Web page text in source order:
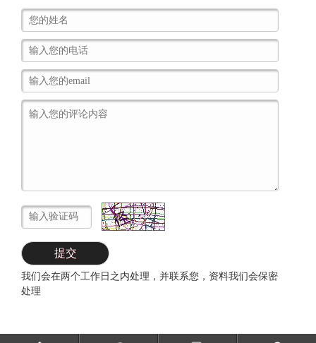
我们会在两个工作日之内处理，并联系您，资料我们会保密
处理